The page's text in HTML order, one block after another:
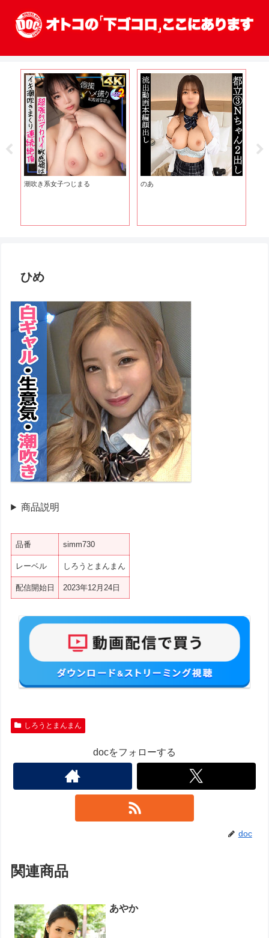
潮吹き系女子つじまる のあ
ひめ
商品説明
品番 simm730
レーベル しろうとまんまん
配信開始日 2023年12月24日
しろうとまんまん
docをフォローする
doc
関連商品
あやか